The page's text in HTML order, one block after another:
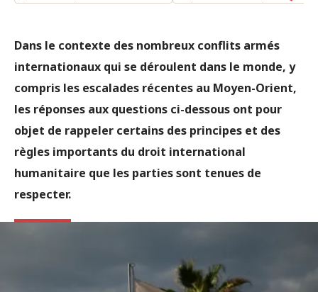
Dans le contexte des nombreux conflits armés
internationaux qui se déroulent dans le monde, y
compris les escalades récentes au Moyen-Orient,
les réponses aux questions ci-dessous ont pour
objet de rappeler certains des principes et des
règles importants du droit international
humanitaire que les parties sont tenues de
respecter.